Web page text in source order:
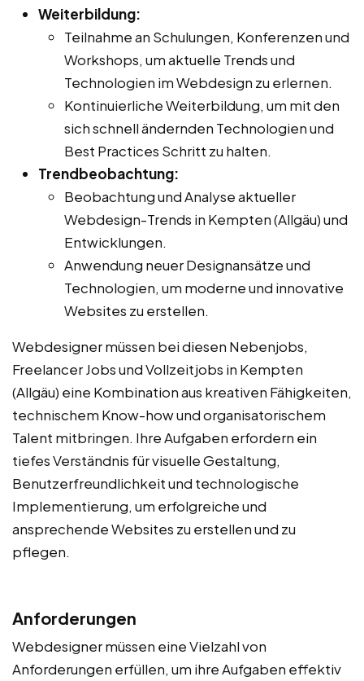
Weiterbildung:
Teilnahme an Schulungen, Konferenzen und
Workshops, um aktuelle Trends und
Technologien im Webdesign zu erlernen.
Kontinuierliche Weiterbildung, um mit den
sich schnell ändernden Technologien und
Best Practices Schritt zu halten.
Trendbeobachtung:
Beobachtung und Analyse aktueller
Webdesign-Trends in Kempten (Allgäu) und
Entwicklungen.
Anwendung neuer Designansätze und
Technologien, um moderne und innovative
Websites zu erstellen.
Webdesigner müssen bei diesen Nebenjobs,
Freelancer Jobs und Vollzeitjobs in Kempten
(Allgäu) eine Kombination aus kreativen Fähigkeiten,
technischem Know-how und organisatorischem
Talent mitbringen. Ihre Aufgaben erfordern ein
tiefes Verständnis für visuelle Gestaltung,
Benutzerfreundlichkeit und technologische
Implementierung, um erfolgreiche und
ansprechende Websites zu erstellen und zu
pflegen.
Anforderungen
Webdesigner müssen eine Vielzahl von
Anforderungen erfüllen, um ihre Aufgaben effektiv